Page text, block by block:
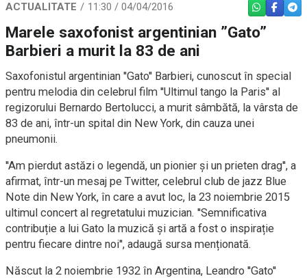
ACTUALITATE 11:30 / 04/04/2016 WHATSAPP
Marele saxofonist argentinian ”Gato”
Barbieri a murit la 83 de ani
Saxofonistul argentinian ''Gato'' Barbieri, cunoscut în special
pentru melodia din celebrul film ''Ultimul tango la Paris'' al
regizorului Bernardo Bertolucci, a murit sâmbătă, la vârsta de
83 de ani, într-un spital din New York, din cauza unei
pneumonii.
''Am pierdut astăzi o legendă, un pionier și un prieten drag'', a
afirmat, într-un mesaj pe Twitter, celebrul club de jazz Blue
Note din New York, în care a avut loc, la 23 noiembrie 2015
ultimul concert al regretatului muzician. ''Semnificativa
contribuție a lui Gato la muzică și artă a fost o inspirație
pentru fiecare dintre noi'', adaugă sursa menționată.
Născut la 2 noiembrie 1932 în Argentina, Leandro ''Gato''